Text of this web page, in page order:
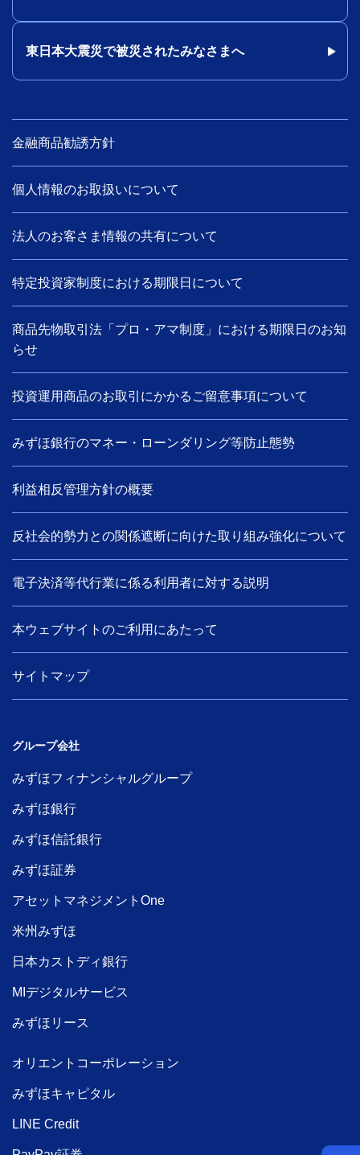
東日本大震災で被災されたみなさまへ
金融商品勧誘方針
個人情報のお取扱いについて
法人のお客さま情報の共有について
特定投資家制度における期限日について
商品先物取引法「プロ・アマ制度」における期限日のお知
らせ
投資運用商品のお取引にかかるご留意事項について
みずほ銀行のマネー・ローンダリング等防止態勢
利益相反管理方針の概要
反社会的勢力との関係遮断に向けた取り組み強化について
電子決済等代行業に係る利用者に対する説明
本ウェブサイトのご利用にあたって
サイトマップ
グループ会社
みずほフィナンシャルグループ
みずほ銀行
みずほ信託銀行
みずほ証券
アセットマネジメントOne
米州みずほ
日本カストディ銀行
MIデジタルサービス
みずほリース
オリエントコーポレーション
みずほキャピタル
LINE Credit